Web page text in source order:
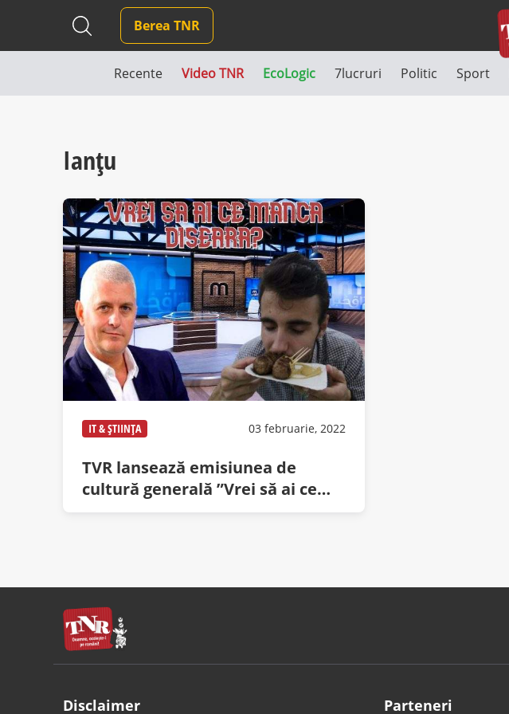
Berea TNR
Recente Video TNR EcoLogic 7lucruri Politic Sport
Ianțu
IT & ȘTIINȚA 03 februarie, 2022
TVR lansează emisiunea de
cultură generală ”Vrei să ai ce
mânca diseară?”
Disclaimer Parteneri